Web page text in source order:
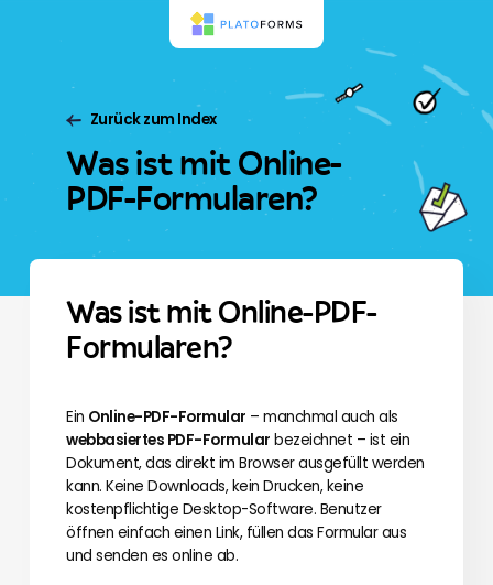
Zurück zum Index
Was ist mit Online-
PDF-Formularen?
Was ist mit Online-PDF-
Formularen?
Ein Online-PDF-Formular – manchmal auch als
webbasiertes PDF-Formular bezeichnet – ist ein
Dokument, das direkt im Browser ausgefüllt werden
kann. Keine Downloads, kein Drucken, keine
kostenpflichtige Desktop-Software. Benutzer
öffnen einfach einen Link, füllen das Formular aus
und senden es online ab.